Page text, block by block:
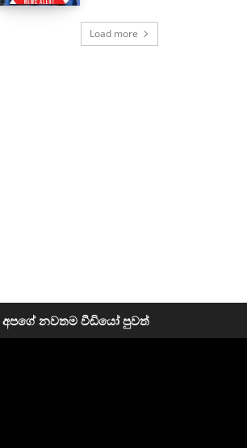
Load more
අපගේ නවතම වීඩියෝ පුවත්